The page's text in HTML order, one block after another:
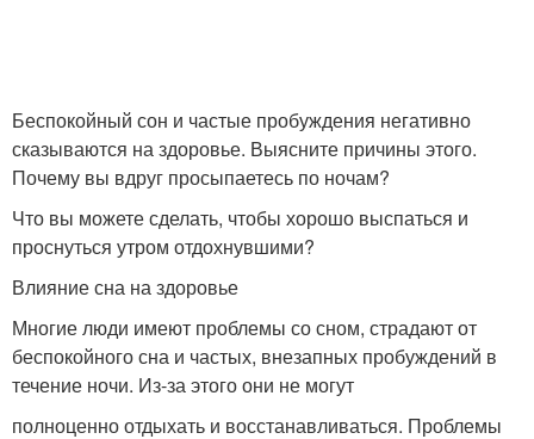
Беспокойный сон и частые пробуждения негативно
сказываются на здоровье. Выясните причины этого.
Почему вы вдруг просыпаетесь по ночам?
Что вы можете сделать, чтобы хорошо выспаться и
проснуться утром отдохнувшими?
Влияние сна на здоровье
Многие люди имеют проблемы со сном, страдают от
беспокойного сна и частых, внезапных пробуждений в
течение ночи. Из-за этого они не могут
полноценно отдыхать и восстанавливаться. Проблемы